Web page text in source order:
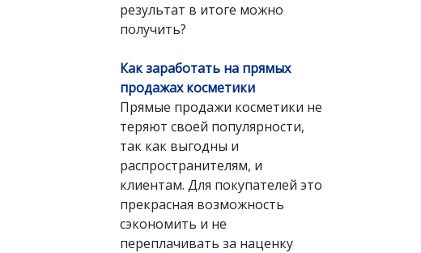
результат в итоге можно
получить?
Как заработать на прямых
продажах косметики
Прямые продажи косметики не
теряют своей популярности,
так как выгодны и
распространителям, и
клиентам. Для покупателей это
прекрасная возможность
сэкономить и не
переплачивать за наценку